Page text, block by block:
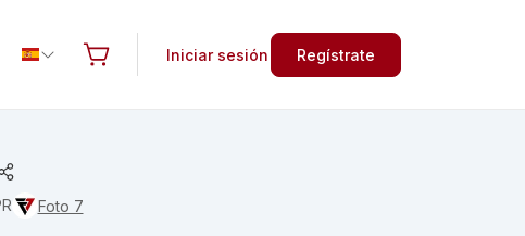
Iniciar sesión Regístrate
Foto 7